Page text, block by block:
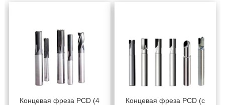
Концевая фреза PCD (4
Концевая фреза PCD (с